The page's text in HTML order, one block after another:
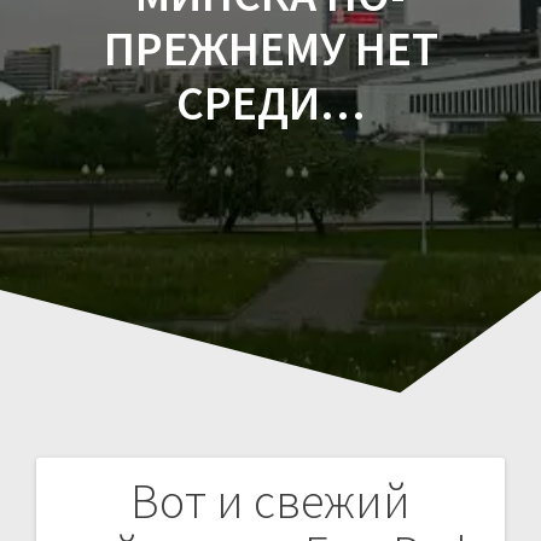
ПРЕЖНЕМУ НЕТ
СРЕДИ…
Вот и свежий
Навигация